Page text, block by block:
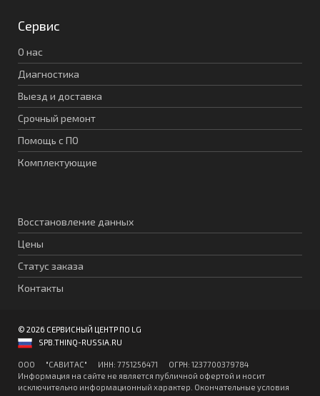
Сервис
О нас
Диагностика
Выезд и доставка
Срочный ремонт
Помощь с ПО
Комплектующие
Восстановление данных
Цены
Статус заказа
Контакты
© 2026 СЕРВИСНЫЙ ЦЕНТР ПО LG
SPB.THINQ-RUSSIA.RU
ООО "CАВИТAC" ИНН: 7751256471 ОГPН: 1237700379784
Информация на сайте не является публичной офертой и носит
исключительно информационный характер. Окончательные условия